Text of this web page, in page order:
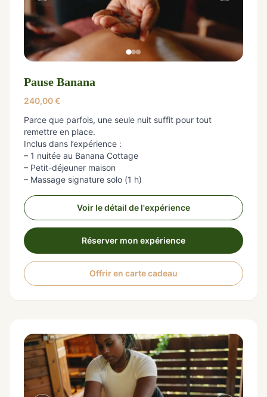
Pause Banana
240,00€
Parce que parfois, une seule nuit suffit pour tout
remettre en place.
Inclus dans l’expérience :
– 1 nuitée au Banana Cottage
– Petit-déjeuner maison
– Massage signature solo (1 h)
Voir le détail de l'expérience
Réserver mon expérience
Offrir en carte cadeau